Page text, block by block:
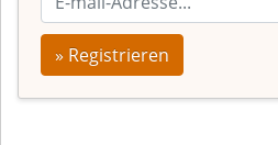
» Registrieren